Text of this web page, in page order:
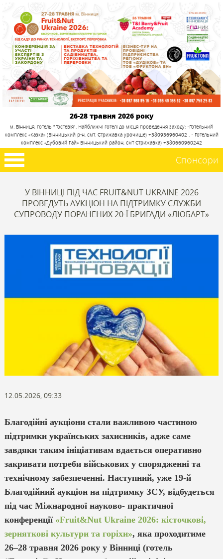
26-28 травня 2026 року
м. Вінниця, готель "Гостевія". Найближчі готелі до місця проведення заходу: •Готельний
комплекс «Казка» (Вінницький р-н, смт. Стрижавка урочище) +380936960402 . • Готельний
комплекс «Дубовий Гай» Вінницький район, смт Стрижавка) +380660960242
Спонсори
У ВІННИЦІ ПІД ЧАС FRUIT&NUT UKRAINE 2026
ПРОВЕДУТЬ АУКЦІОН НА ПІДТРИМКУ СЛУЖБИ
СУПРОВОДУ ПОРАНЕНИХ 20-Ї БРИГАДИ «ЛЮБАРТ»
12.05.2026, 09:33
Благодійні аукціони стали важливою частиною
підтримки українських захисників, адже саме
завдяки таким ініціативам вдається оперативно
закривати потреби військових у спорядженні та
технічному забезпеченні. Наступний, уже 19-й
Благодійний аукціон на підтримку ЗСУ, відбудеться
під час Міжнародної науково- практичної
конференції «Fruit&Nut Ukraine 2026: кісточкові,
зерняткові культури та горіхи», яка проходитиме
26–28 травня 2026 року у Вінниці (готель